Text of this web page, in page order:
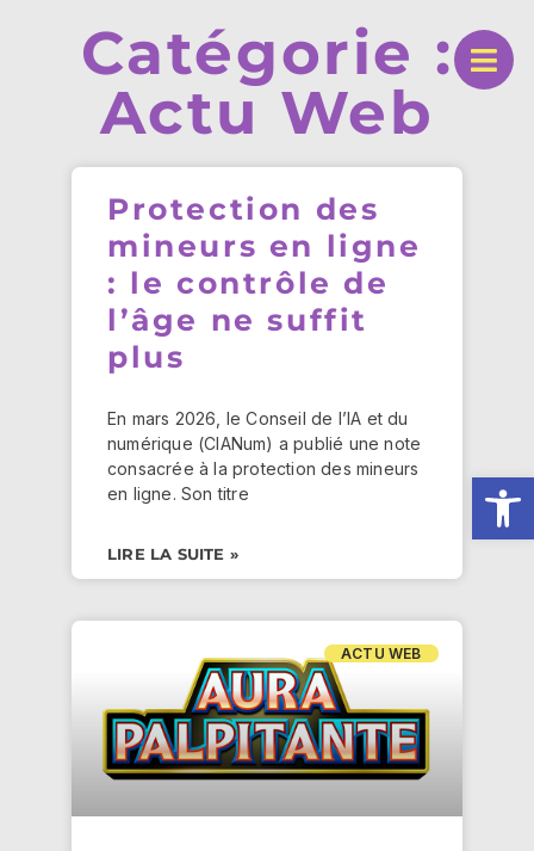
Catégorie :
Actu Web
Protection des
mineurs en ligne
: le contrôle de
l’âge ne suffit
plus
En mars 2026, le Conseil de l’IA et du
numérique (CIANum) a publié une note
consacrée à la protection des mineurs
en ligne. Son titre
LIRE LA SUITE »
ACTU WEB